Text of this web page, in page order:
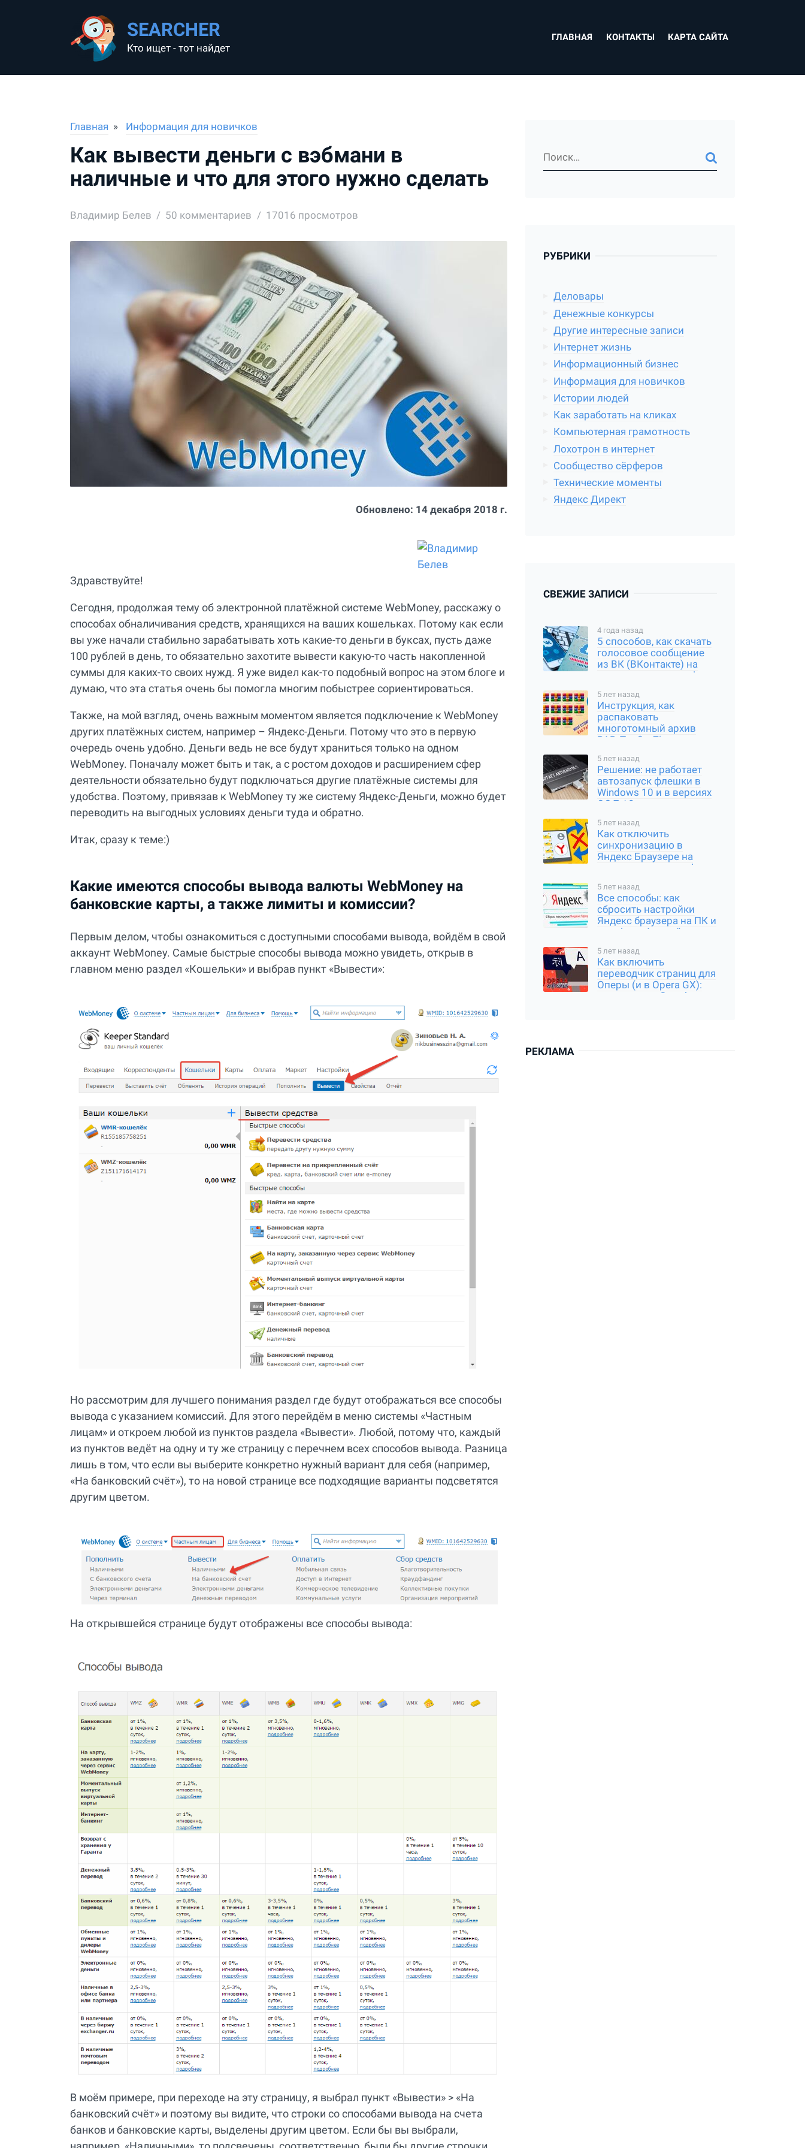
SEARCHER
Кто ищет - тот найдет
ГЛАВНАЯ КОНТАКТЫ КАРТА САЙТА
Главная Информация для новичков
Как вывести деньги с вэбмани в
наличные и что для этого нужно сделать
Владимир Белев 50 комментариев 17016 просмотров
Обновлено: 14 декабря 2018 г.
Здравствуйте!
Сегодня, продолжая тему об электронной платёжной системе WebMoney, расскажу о
способах обналичивания средств, хранящихся на ваших кошельках. Потому как если
вы уже начали стабильно зарабатывать хоть какие-то деньги в буксах, пусть даже
100 рублей в день, то обязательно захотите вывести какую-то часть накопленной
суммы для каких-то своих нужд. Я уже видел как-то подобный вопрос на этом блоге и
думаю, что эта статья очень бы помогла многим побыстрее сориентироваться.
Также, на мой взгляд, очень важным моментом является подключение к WebMoney
других платёжных систем, например – Яндекс-Деньги. Потому что это в первую
очередь очень удобно. Деньги ведь не все будут храниться только на одном
WebMoney. Поначалу может быть и так, а с ростом доходов и расширением сфер
деятельности обязательно будут подключаться другие платёжные системы для
удобства. Поэтому, привязав к WebMoney ту же систему Яндекс-Деньги, можно будет
переводить на выгодных условиях деньги туда и обратно.
Итак, сразу к теме:)
Какие имеются способы вывода валюты WebMoney на
банковские карты, а также лимиты и комиссии?
Первым делом, чтобы ознакомиться с доступными способами вывода, войдём в свой
аккаунт WebMoney. Самые быстрые способы вывода можно увидеть, открыв в
главном меню раздел «Кошельки» и выбрав пункт «Вывести»:
Но рассмотрим для лучшего понимания раздел где будут отображаться все способы
вывода с указанием комиссий. Для этого перейдём в меню системы «Частным
лицам» и откроем любой из пунктов раздела «Вывести». Любой, потому что, каждый
из пунктов ведёт на одну и ту же страницу с перечнем всех способов вывода. Разница
лишь в том, что если вы выберите конкретно нужный вариант для себя (например,
«На банковский счёт»), то на новой странице все подходящие варианты подсветятся
другим цветом.
На открывшейся странице будут отображены все способы вывода:
В моём примере, при переходе на эту страницу, я выбрал пункт «Вывести» > «На
банковский счёт» и поэтому вы видите, что строки со способами вывода на счета
банков и банковские карты, выделены другим цветом. Если бы вы выбрали,
РУБРИКИ
Деловары
Денежные конкурсы
Другие интересные записи
Интернет жизнь
Информационный бизнес
Информация для новичков
Истории людей
Как заработать на кликах
Компьютерная грамотность
Лохотрон в интернет
Сообщество сёрферов
Технические моменты
Яндекс Директ
СВЕЖИЕ ЗАПИСИ
4 года назад
5 способов, как скачать
голосовое сообщение
из ВК (ВКонтакте) на
компьютер и смартфон
5 лет назад
Инструкция, как
распаковать
многотомный архив
RAR, Tar Gz, Zip и другие
5 лет назад
Решение: не работает
автозапуск флешки в
Windows 10 и в версиях
ОС 7 / 8
5 лет назад
Как отключить
синхронизацию в
Яндекс Браузере на
компьютере и телефоне
5 лет назад
Все способы: как
сбросить настройки
Яндекс браузера на ПК и
телефоне Андройд,
5 лет назад
Как включить
переводчик страниц для
Оперы (и в Opera GX):
расширение Google
РЕКЛАМА